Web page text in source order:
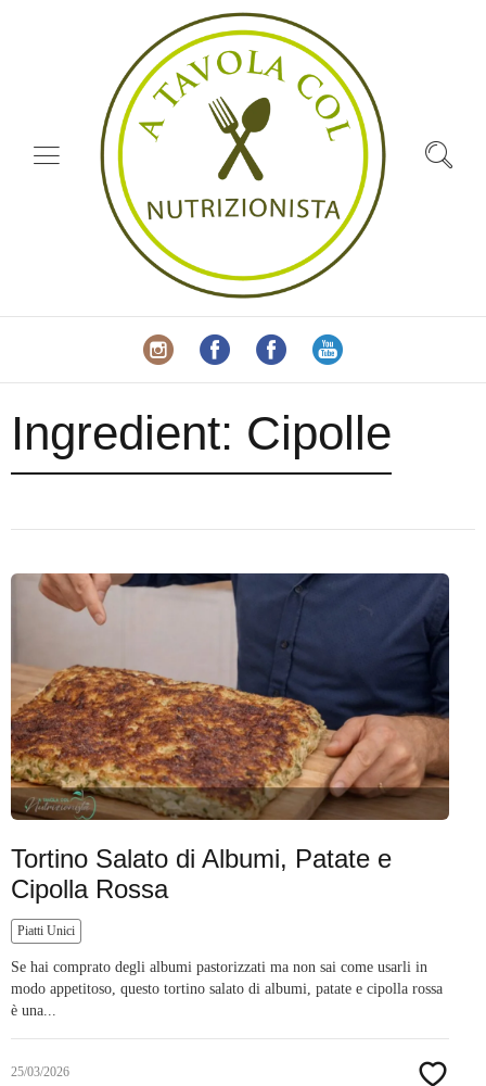
Ingredient: Cipolle
Tortino Salato di Albumi, Patate e
Cipolla Rossa
Piatti Unici
Se hai comprato degli albumi pastorizzati ma non sai come usarli in
modo appetitoso, questo tortino salato di albumi, patate e cipolla rossa
è una...
25/03/2026